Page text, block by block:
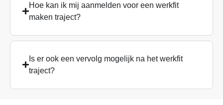
Hoe kan ik mij aanmelden voor een werkfit
maken traject?
Is er ook een vervolg mogelijk na het werkfit
traject?